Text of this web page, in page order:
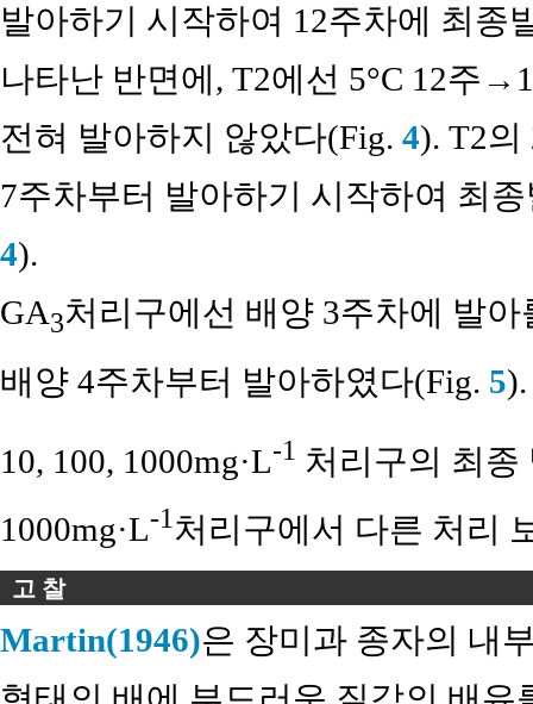
발아하기 시작하여 12주차에 최종
나타난 반면에, T2에선 5°C 12주
전혀 발아하지 않았다(Fig. 4). T2의
7주차부터 발아하기 시작하여 최
4).
GA3처리구에선 배양 3주차에 발
배양 4주차부터 발아하였다(Fig. 5
10, 100, 1000mg·L-1 처리구의 최종
1000mg·L-1처리구에서 다른 처리
고 찰
Martin(1946)은 장미과 종자의 내